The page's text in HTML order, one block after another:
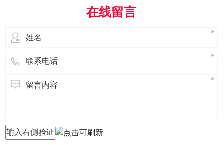
用场景、技术指标及长期维护成本综合考
量。作为深耕行业多年的广东立品地板科
在线留言